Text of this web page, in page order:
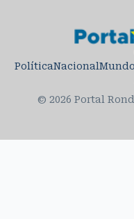
PolíticaNacionalMundo
© 2026 Portal